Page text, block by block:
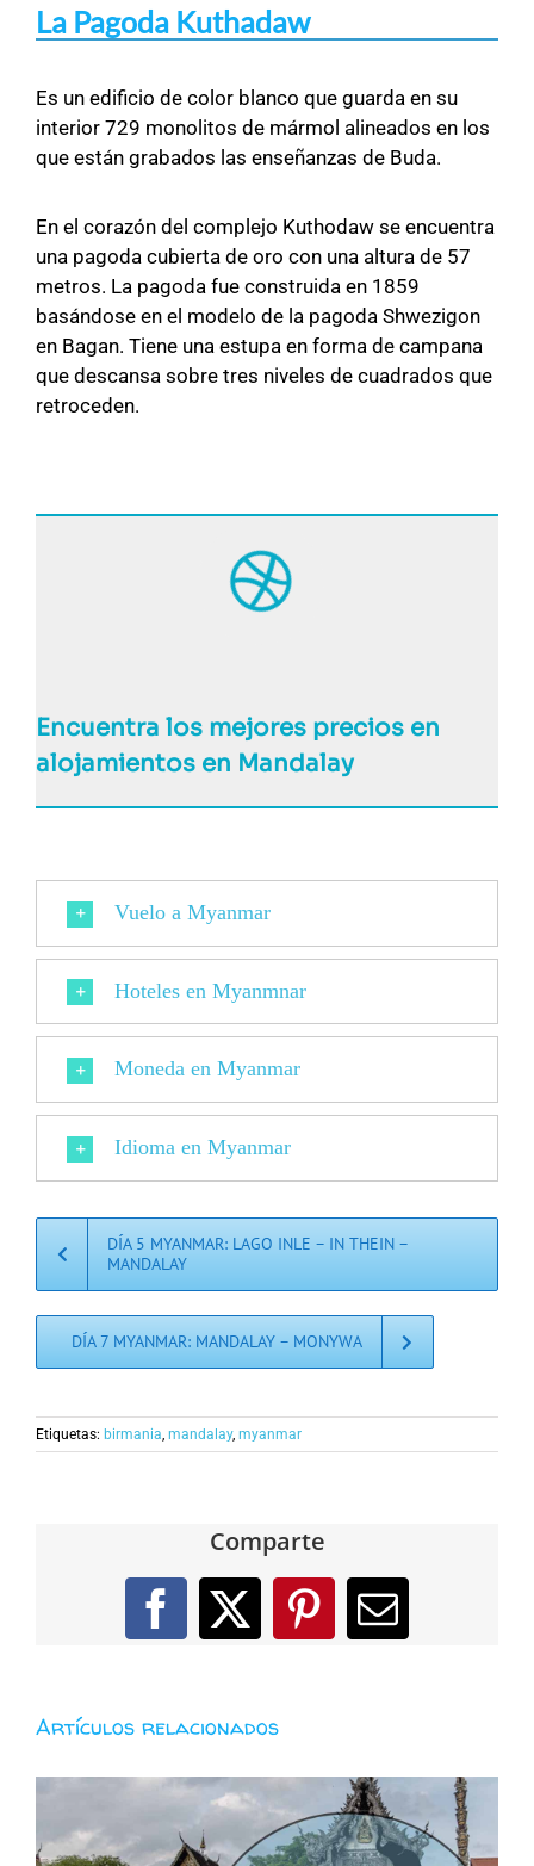
La Pagoda Kuthadaw
Es un edificio de color blanco que guarda en su
interior 729 monolitos de mármol alineados en los
que están grabados las enseñanzas de Buda.
En el corazón del complejo Kuthodaw se encuentra
una pagoda cubierta de oro con una altura de 57
metros. La pagoda fue construida en 1859
basándose en el modelo de la pagoda Shwezigon
en Bagan. Tiene una estupa en forma de campana
que descansa sobre tres niveles de cuadrados que
retroceden.
Encuentra los mejores precios en
alojamientos en Mandalay
Vuelo a Myanmar
Hoteles en Myanmnar
Moneda en Myanmar
Idioma en Myanmar
DÍA 5 MYANMAR: LAGO INLE – IN THEIN –
MANDALAY
DÍA 7 MYANMAR: MANDALAY – MONYWA
Etiquetas: birmania, mandalay, myanmar
Comparte
Facebook
X PinterestCorreo
Artículos relacionados